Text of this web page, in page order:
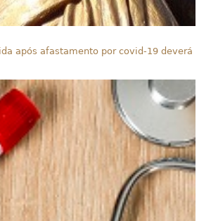
após afastamento por covid-19 deverá